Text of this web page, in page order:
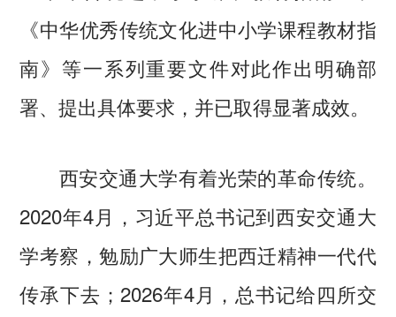
《中华优秀传统文化进中小学课程教材指
南》等一系列重要文件对此作出明确部
署、提出具体要求，并已取得显著成效。
西安交通大学有着光荣的革命传统。
2020年4月，习近平总书记到西安交通大
学考察，勉励广大师生把西迁精神一代代
传承下去；2026年4月，总书记给四所交